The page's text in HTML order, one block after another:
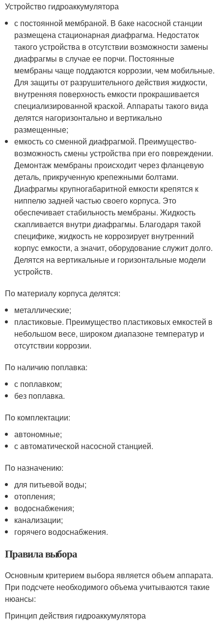
Устройство гидроаккумулятора
с постоянной мембраной. В баке насосной станции
размещена стационарная диафрагма. Недостаток
такого устройства в отсутствии возможности замены
диафрагмы в случае ее порчи. Постоянные
мембраны чаще поддаются коррозии, чем мобильные.
Для защиты от разрушительного действия жидкости,
внутренняя поверхность емкости прокрашивается
специализированной краской. Аппараты такого вида
делятся нагоризонтально и вертикально
размещенные;
емкость со сменной диафрагмой. Преимущество-
возможность смены устройства при его повреждении.
Демонтаж мембраны происходит через фланцевую
деталь, прикрученную крепежными болтами.
Диафрагмы крупногабаритной емкости крепятся к
ниппелю задней частью своего корпуса. Это
обеспечивает стабильность мембраны. Жидкость
скапливается внутри диафрагмы. Благодаря такой
специфике, жидкость не коррозирует внутренний
корпус емкости, а значит, оборудование служит долго.
Делятся на вертикальные и горизонтальные модели
устройств.
По материалу корпуса делятся:
металлические;
пластиковые. Преимущество пластиковых емкостей в
небольшом весе, широком диапазоне температур и
отсутствии коррозии.
По наличию поплавка:
с поплавком;
без поплавка.
По комплектации:
автономные;
с автоматической насосной станцией.
По назначению:
для питьевой воды;
отопления;
водоснабжения;
канализации;
горячего водоснабжения.
Правила выбора
Основным критерием выбора является объем аппарата.
При подсчете необходимого объема учитываются такие
нюансы:
Принцип действия гидроаккумулятора